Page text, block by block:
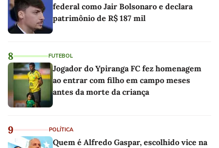
federal como Jair Bolsonaro e declara
patrimônio de R$ 187 mil
8 FUTEBOL
Jogador do Ypiranga FC fez homenagem
ao entrar com filho em campo meses
antes da morte da criança
9 POLÍTICA
Quem é Alfredo Gaspar, escolhido vice na